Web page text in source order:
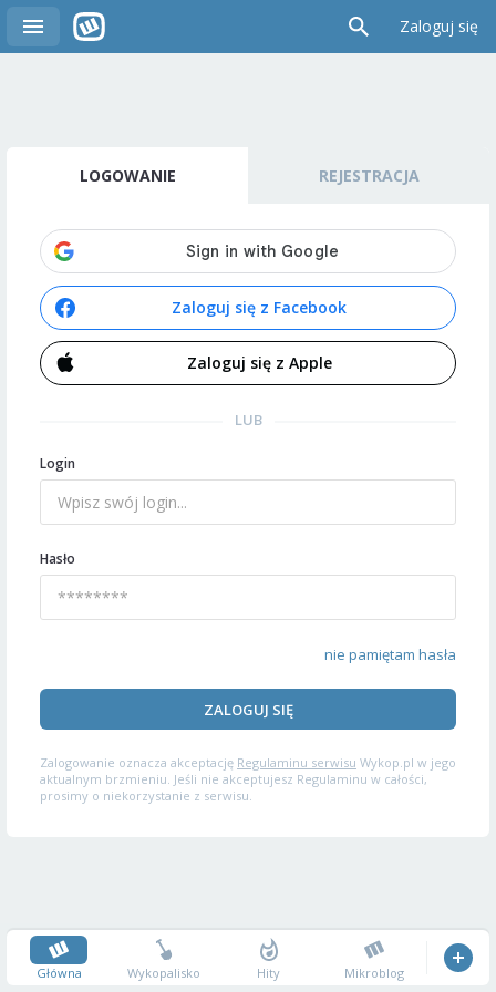
Zaloguj się
LOGOWANIE REJESTRACJA
Zaloguj się z Facebook
Zaloguj się z Apple
LUB
Login
Hasło
nie pamiętam hasła
ZALOGUJ SIĘ
Zalogowanie oznacza akceptację Regulaminu serwisu Wykop.pl w jego
aktualnym brzmieniu. Jeśli nie akceptujesz Regulaminu w całości,
prosimy o niekorzystanie z serwisu.
Główna Wykopalisko Hity Mikroblog